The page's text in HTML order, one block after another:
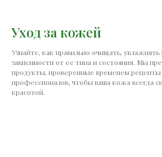
Уход за кожей
Узнайте, как правильно очищать,
зависимости от ее типа и состояния. Мы
продукты, проверенные временем
профессионалов, чтобы ваша кожа всегда
красотой.